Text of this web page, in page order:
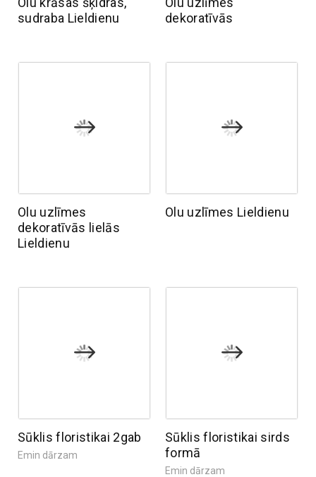
sudraba Lieldienu
dekoratīvās
Olu uzlīmes
dekoratīvās lielās
Lieldienu
Olu uzlīmes Lieldienu
Sūklis floristikai 2gab
Emin dārzam
Sūklis floristikai sirds
formā
Emin dārzam